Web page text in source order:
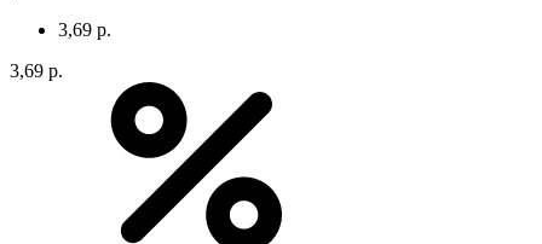
3,69 р.
3,69 р.